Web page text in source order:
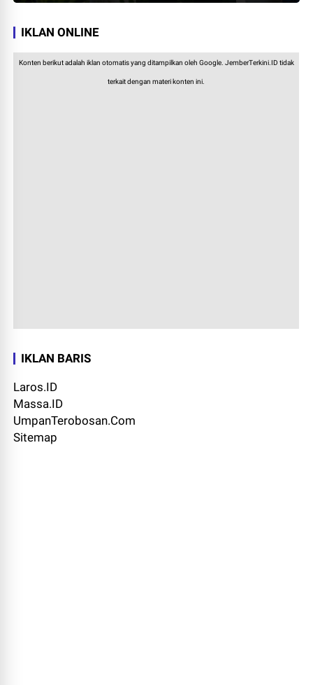
IKLAN ONLINE
Konten berikut adalah iklan otomatis yang ditampilkan oleh Google. JemberTerkini.ID tidak
terkait dengan materi konten ini.
IKLAN BARIS
Laros.ID
Massa.ID
UmpanTerobosan.Com
Sitemap